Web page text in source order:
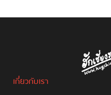
เกี่ยวกับเรา